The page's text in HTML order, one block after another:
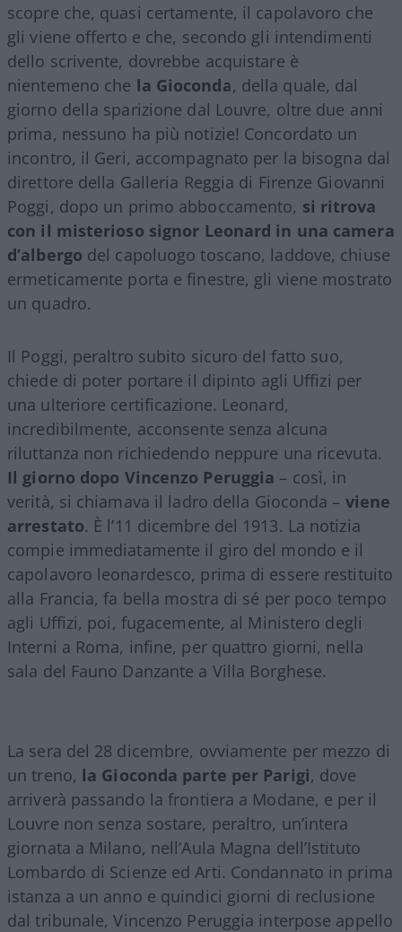
scopre che, quasi certamente, il capolavoro che
gli viene offerto e che, secondo gli intendimenti
dello scrivente, dovrebbe acquistare è
nientemeno che la Gioconda, della quale, dal
giorno della sparizione dal Louvre, oltre due anni
prima, nessuno ha più notizie! Concordato un
incontro, il Geri, accompagnato per la bisogna dal
direttore della Galleria Reggia di Firenze Giovanni
Poggi, dopo un primo abboccamento, si ritrova
con il misterioso signor Leonard in una camera
d’albergo del capoluogo toscano, laddove, chiuse
ermeticamente porta e finestre, gli viene mostrato
un quadro.
Il Poggi, peraltro subito sicuro del fatto suo,
chiede di poter portare il dipinto agli Uffizi per
una ulteriore certificazione. Leonard,
incredibilmente, acconsente senza alcuna
riluttanza non richiedendo neppure una ricevuta.
Il giorno dopo Vincenzo Peruggia – così, in
verità, si chiamava il ladro della Gioconda – viene
arrestato. È l’11 dicembre del 1913. La notizia
compie immediatamente il giro del mondo e il
capolavoro leonardesco, prima di essere restituito
alla Francia, fa bella mostra di sé per poco tempo
agli Uffizi, poi, fugacemente, al Ministero degli
Interni a Roma, infine, per quattro giorni, nella
sala del Fauno Danzante a Villa Borghese.
La sera del 28 dicembre, ovviamente per mezzo di
un treno, la Gioconda parte per Parigi, dove
arriverà passando la frontiera a Modane, e per il
Louvre non senza sostare, peraltro, un’intera
giornata a Milano, nell’Aula Magna dell’Istituto
Lombardo di Scienze ed Arti. Condannato in prima
istanza a un anno e quindici giorni di reclusione
dal tribunale, Vincenzo Peruggia interpose appello